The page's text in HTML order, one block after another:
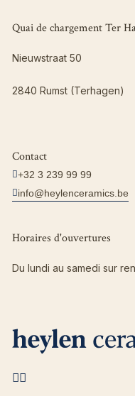
Quai de chargement Ter
Nieuwstraat 50
2840 Rumst (Terhagen)
Contact
+32 3 239 99 99
info@heylenceramics.be
Horaires d'ouvertures
Du lundi au samedi sur